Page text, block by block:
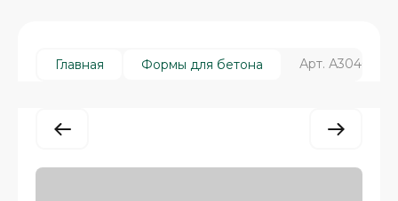
Главная Формы для бетона Арт. А3046.